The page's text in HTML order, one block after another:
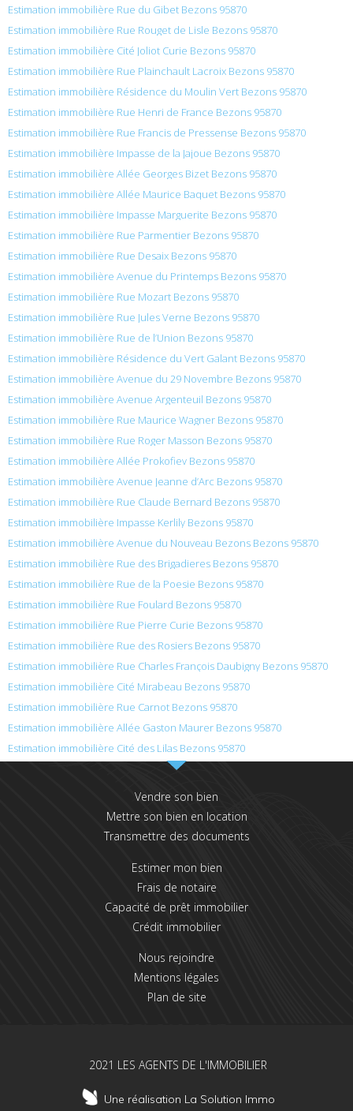
Estimation immobilière Rue du Gibet Bezons 95870
Estimation immobilière Rue Rouget de Lisle Bezons 95870
Estimation immobilière Cité Joliot Curie Bezons 95870
Estimation immobilière Rue Plainchault Lacroix Bezons 95870
Estimation immobilière Résidence du Moulin Vert Bezons 95870
Estimation immobilière Rue Henri de France Bezons 95870
Estimation immobilière Rue Francis de Pressense Bezons 95870
Estimation immobilière Impasse de la Jajoue Bezons 95870
Estimation immobilière Allée Georges Bizet Bezons 95870
Estimation immobilière Allée Maurice Baquet Bezons 95870
Estimation immobilière Impasse Marguerite Bezons 95870
Estimation immobilière Rue Parmentier Bezons 95870
Estimation immobilière Rue Desaix Bezons 95870
Estimation immobilière Avenue du Printemps Bezons 95870
Estimation immobilière Rue Mozart Bezons 95870
Estimation immobilière Rue Jules Verne Bezons 95870
Estimation immobilière Rue de l’Union Bezons 95870
Estimation immobilière Résidence du Vert Galant Bezons 95870
Estimation immobilière Avenue du 29 Novembre Bezons 95870
Estimation immobilière Avenue Argenteuil Bezons 95870
Estimation immobilière Rue Maurice Wagner Bezons 95870
Estimation immobilière Rue Roger Masson Bezons 95870
Estimation immobilière Allée Prokofiev Bezons 95870
Estimation immobilière Avenue Jeanne d’Arc Bezons 95870
Estimation immobilière Rue Claude Bernard Bezons 95870
Estimation immobilière Impasse Kerlily Bezons 95870
Estimation immobilière Avenue du Nouveau Bezons Bezons 95870
Estimation immobilière Rue des Brigadieres Bezons 95870
Estimation immobilière Rue de la Poesie Bezons 95870
Estimation immobilière Rue Foulard Bezons 95870
Estimation immobilière Rue Pierre Curie Bezons 95870
Estimation immobilière Rue des Rosiers Bezons 95870
Estimation immobilière Rue Charles François Daubigny Bezons 95870
Estimation immobilière Cité Mirabeau Bezons 95870
Estimation immobilière Rue Carnot Bezons 95870
Estimation immobilière Allée Gaston Maurer Bezons 95870
Estimation immobilière Cité des Lilas Bezons 95870
Vendre son bien
Mettre son bien en location
Transmettre des documents
Estimer mon bien
Frais de notaire
Capacité de prêt immobilier
Crédit immobilier
Nous rejoindre
Mentions légales
Plan de site
2021 LES AGENTS DE L'IMMOBILIER
Une réalisation La Solution Immo